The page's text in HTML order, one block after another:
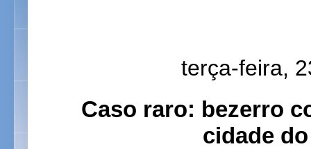
terça-feira,
Caso raro: bezerro
cidade